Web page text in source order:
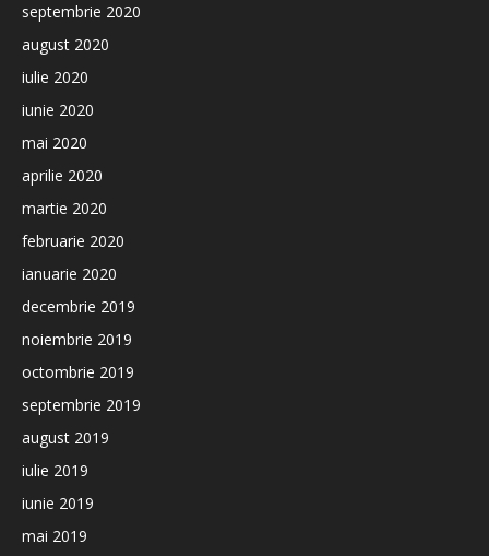
septembrie 2020
august 2020
iulie 2020
iunie 2020
mai 2020
aprilie 2020
martie 2020
februarie 2020
ianuarie 2020
decembrie 2019
noiembrie 2019
octombrie 2019
septembrie 2019
august 2019
iulie 2019
iunie 2019
mai 2019